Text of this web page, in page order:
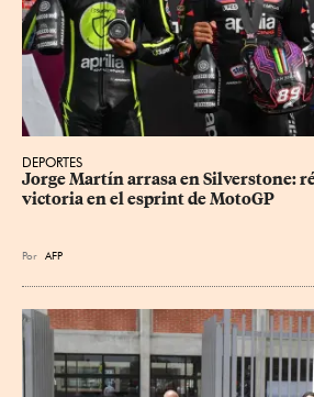
DEPORTES
Jorge Martín arrasa en Silverstone:
victoria en el esprint de MotoGP
Por AFP